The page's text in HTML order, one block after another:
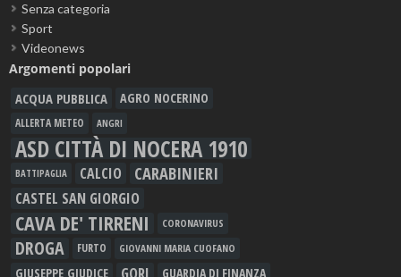
Senza categoria
Sport
Videonews
Argomenti popolari
ACQUA PUBBLICA AGRO NOCERINO
ALLERTA METEO ANGRI
ASD CITTÀ DI NOCERA 1910
BATTIPAGLIA CALCIO CARABINIERI
CASTEL SAN GIORGIO
CAVA DE' TIRRENI CORONAVIRUS
DROGA FURTO GIOVANNI MARIA CUOFANO
GIUSEPPE GIUDICE GUARDIA DI FINANZA